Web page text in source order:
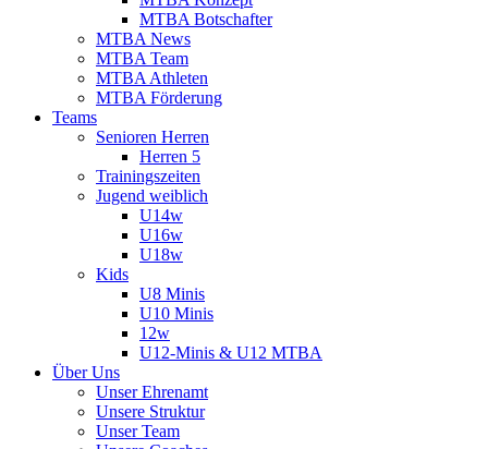
MTBA Botschafter
MTBA News
MTBA Team
MTBA Athleten
MTBA Förderung
Teams
Senioren Herren
Herren 5
Trainingszeiten
Jugend weiblich
U14w
U16w
U18w
Kids
U8 Minis
U10 Minis
12w
U12-Minis & U12 MTBA
Über Uns
Unser Ehrenamt
Unsere Struktur
Unser Team